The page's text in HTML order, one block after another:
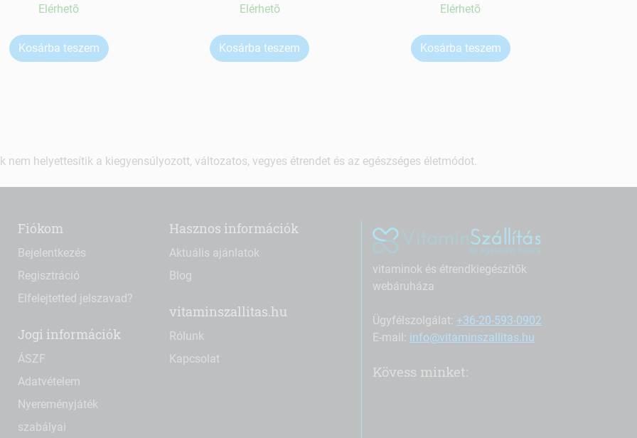
Elérhetõ
Kosárba teszem
Elérhetõ
Kosárba teszem
Elérhetõ
Kosárba teszem
nem helyettesítik a kiegyensúlyozott, változatos, vegyes étrendet és az egészséges életmódot.
Fiókom
Bejelentkezés
Regisztráció
Elfelejtetted jelszavad?
Jogi információk
ÁSZF
Adatvételem
Nyereményjáték
szabályai
Hasznos információk
Aktuális ajánlatok
Blog
vitaminszallitas.hu
Rólunk
Kapcsolat
vitaminok és étrendkiegészítők
webáruháza
Ügyfélszolgálat: +36-20-593-0902
E-mail: info@vitaminszallitas.hu
Kövess minket: